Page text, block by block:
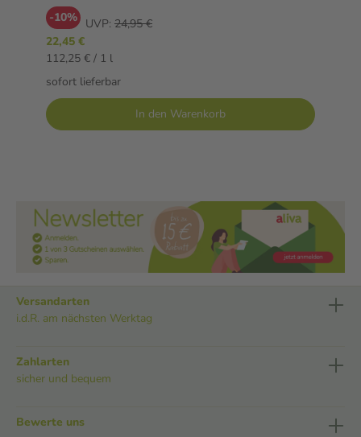
-10% UVP: 24,95 €
22,45 €
112,25 € / 1 l
sofort lieferbar
In den Warenkorb
Versandarten
i.d.R. am nächsten Werktag
Zahlarten
sicher und bequem
Bewerte uns